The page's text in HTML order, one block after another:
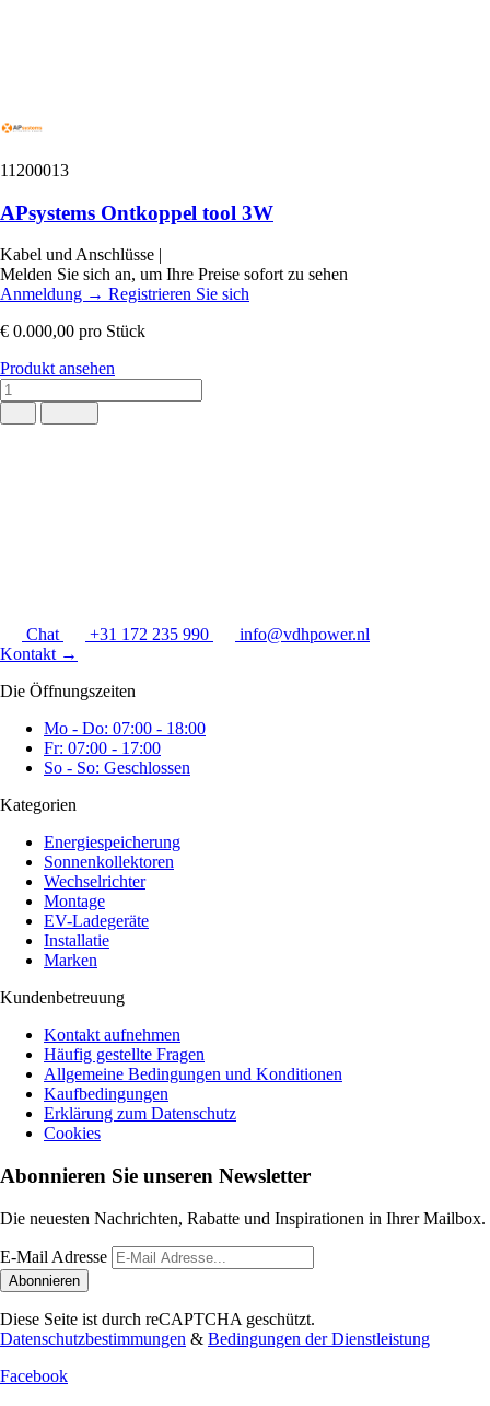
11200013
APsystems Ontkoppel tool 3W
Kabel und Anschlüsse |
Melden Sie sich an, um Ihre Preise sofort zu sehen
Anmeldung → Registrieren Sie sich
€ 0.000,00 pro Stück
Produkt ansehen
Chat +31 172 235 990
info@vdhpower.nl
Kontakt →
Die Öffnungszeiten
Mo - Do: 07:00 - 18:00
Fr: 07:00 - 17:00
So - So: Geschlossen
Kategorien
Energiespeicherung
Sonnenkollektoren
Wechselrichter
Montage
EV-Ladegeräte
Installatie
Marken
Kundenbetreuung
Kontakt aufnehmen
Häufig gestellte Fragen
Allgemeine Bedingungen und Konditionen
Kaufbedingungen
Erklärung zum Datenschutz
Cookies
Abonnieren Sie unseren Newsletter
Die neuesten Nachrichten, Rabatte und Inspirationen in Ihrer Mailbox.
E-Mail Adresse
Abonnieren
Diese Seite ist durch reCAPTCHA geschützt.
Datenschutzbestimmungen & Bedingungen der Dienstleistung
Facebook